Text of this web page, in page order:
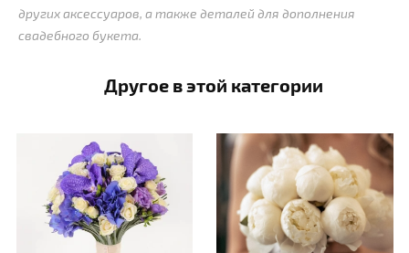
других аксессуаров, а также деталей для дополнения
свадебного букета.
Другое в этой категории